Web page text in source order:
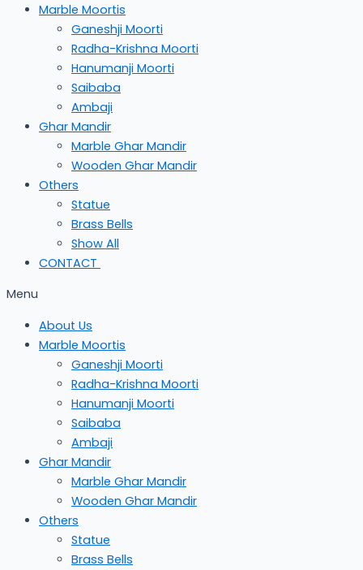
Marble Moortis
Ganeshji Moorti
Radha-Krishna Moorti
Hanumanji Moorti
Saibaba
Ambaji
Ghar Mandir
Marble Ghar Mandir
Wooden Ghar Mandir
Others
Statue
Brass Bells
Show All
CONTACT
Menu
About Us
Marble Moortis
Ganeshji Moorti
Radha-Krishna Moorti
Hanumanji Moorti
Saibaba
Ambaji
Ghar Mandir
Marble Ghar Mandir
Wooden Ghar Mandir
Others
Statue
Brass Bells